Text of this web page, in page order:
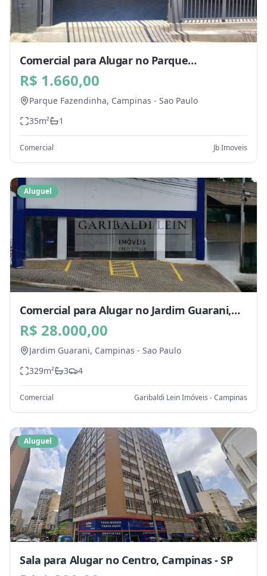
Comercial para Alugar no Parque
Fazendinha, Campinas - SP
R$ 1.660,00
Parque Fazendinha, Campinas - Sao Paulo
35m² 1
Comercial Jb Imoveis
Aluguel
Comercial para Alugar no Jardim Guarani,
Campinas - SP
R$ 28.000,00
Jardim Guarani, Campinas - Sao Paulo
329m² 3 4
Comercial Garibaldi Lein Imóveis - Campinas
Aluguel
Sala para Alugar no Centro, Campinas - SP